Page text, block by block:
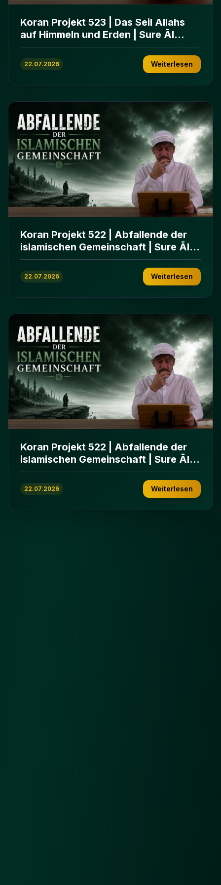
Koran Projekt 523 | Das Seil Allahs
auf Himmeln und Erden | Sure Āl
ʿImrān 103-112
22.07.2026 Weiterlesen
Koran Projekt 522 | Abfallende der
islamischen Gemeinschaft | Sure Āl
ʿImrān 86-102
22.07.2026 Weiterlesen
Koran Projekt 522 | Abfallende der
islamischen Gemeinschaft | Sure Āl
ʿImrān 86-102
22.07.2026 Weiterlesen